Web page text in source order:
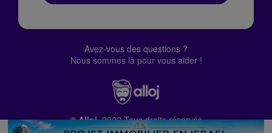
Avez-vous des questions ?
Nous sommes là pour vous aider !
© Alloj.2022 Tous droits réservés